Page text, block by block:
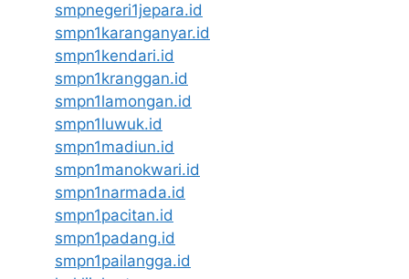
smpnegeri1jepara.id
smpn1karanganyar.id
smpn1kendari.id
smpn1kranggan.id
smpn1lamongan.id
smpn1luwuk.id
smpn1madiun.id
smpn1manokwari.id
smpn1narmada.id
smpn1pacitan.id
smpn1padang.id
smpn1pailangga.id